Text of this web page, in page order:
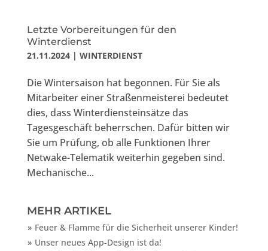
Letzte Vorbereitungen für den
Winterdienst
21.11.2024| WINTERDIENST
Die Wintersaison hat begonnen. Für Sie als
Mitarbeiter einer Straßenmeisterei bedeutet
dies, dass Winterdiensteinsätze das
Tagesgeschäft beherrschen. Dafür bitten wir
Sie um Prüfung, ob alle Funktionen Ihrer
Netwake-Telematik weiterhin gegeben sind.
Mechanische...
MEHR ARTIKEL
Feuer & Flamme für die Sicherheit unserer Kinder!
Unser neues App-Design ist da!